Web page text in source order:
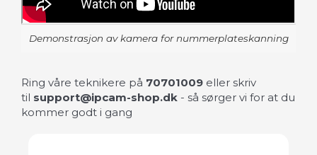
Demonstrasjon av kamera for nummerplateskanning
Ring våre teknikere på 70701009 eller skriv
til support@ipcam-shop.dk - så sørger vi for at du
kommer godt i gang